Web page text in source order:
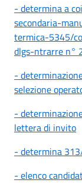
- determina a
secondaria-
termica-5345/
dlgs-ntrarre n°
-
selezione
-
lettera di invito
- determina
- elenco